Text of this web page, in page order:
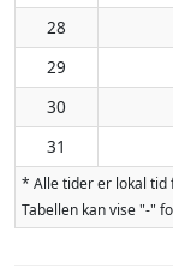
28
29
30
31
* Alle tider er lokal tid
Tabellen kan vise "-"